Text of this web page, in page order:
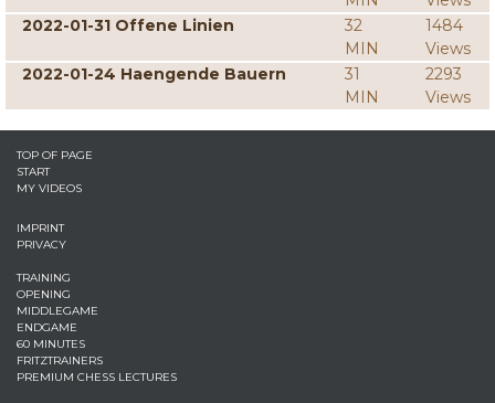
2022-01-31 Offene Linien
32
MIN
1484
Views
2022-01-24 Haengende Bauern
31
MIN
2293
Views
TOP OF PAGE
START
MY VIDEOS
IMPRINT
PRIVACY
TRAINING
OPENING
MIDDLEGAME
ENDGAME
60 MINUTES
FRITZTRAINERS
PREMIUM CHESS LECTURES